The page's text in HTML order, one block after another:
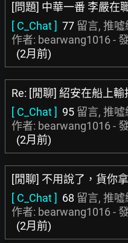
[問題] 中華一番 李嚴在
[ C_Chat ] 77 留言, 推噓
作者: bearwang1016 -
(2月前)
Re: [閒聊] 紹安在船上
[ C_Chat ] 95 留言, 推噓
作者: bearwang1016 -
(2月前)
[閒聊] 不用說了，貨你
[ C_Chat ] 68 留言, 推噓
作者: bearwang1016 -
(2月前)